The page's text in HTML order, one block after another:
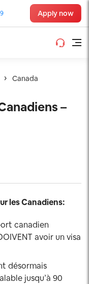
Apply now
Canada
–
les Canadiens:
canadien
avoir un visa
désormais
jusqu’à 90